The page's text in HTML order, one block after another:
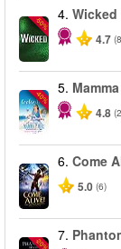
-50%
4.
4.7
-40%
5.
4.8
6. Come
5.0 (6)
-20%
7.